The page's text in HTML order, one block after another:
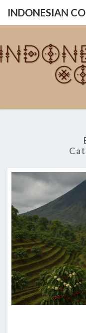
INDONESIAN